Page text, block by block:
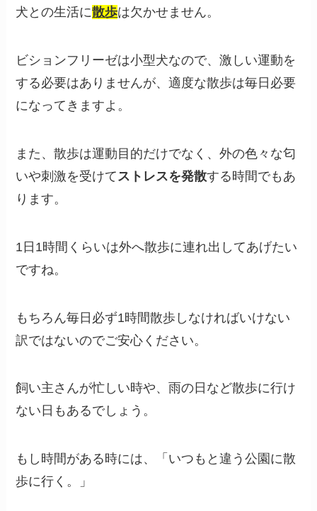
犬との生活に散歩は欠かせません。
ビションフリーゼは小型犬なので、激しい運動を
する必要はありませんが、適度な散歩は毎日必要
になってきますよ。
また、散歩は運動目的だけでなく、外の色々な匂
いや刺激を受けて ストレスを発散する時間でもあ
ります。
1日1時間くらいは外へ散歩に連れ出してあげたい
ですね。
もちろん毎日必ず1時間散歩しなければいけない
訳ではないのでご安心ください。
飼い主さんが忙しい時や、雨の日など散歩に行け
ない日もあるでしょう。
もし時間がある時には、「いつもと違う公園に散
歩に行く。」